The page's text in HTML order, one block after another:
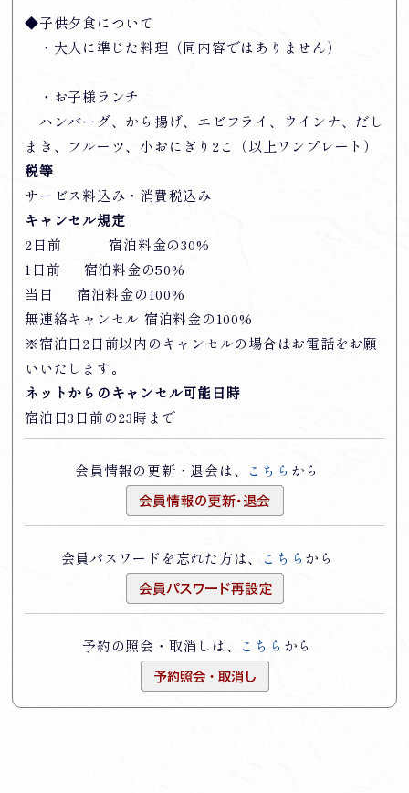
◆子供夕食について
・大人に準じた料理（同内容ではありません）
・お子様ランチ
ハンバーグ、から揚げ、エビフライ、ウインナ、だし
まき、フルーツ、小おにぎり2こ（以上ワンプレート）
税等
サービス料込み・消費税込み
キャンセル規定
2日前 宿泊料金の30%
1日前 宿泊料金の50%
当日 宿泊料金の100%
無連絡キャンセル 宿泊料金の100%
※宿泊日2日前以内のキャンセルの場合はお電話をお願
いいたします。
ネットからのキャンセル可能日時
宿泊日3日前の23時まで
会員情報の更新・退会は、 こちら から
会員パスワードを忘れた方は、 こちら から
予約の照会・取消しは、 こちら から